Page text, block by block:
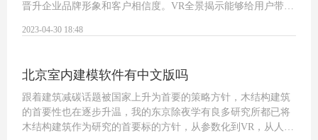
晋升企业品牌形象和客户相信度。VR全景揭示能够给用户带来
受，是以作为品牌营销长短常契合的。V…
2023-04-30 18:48
北京室内建模软件有中文版吗
跟着建筑减碳话题被国家上升为首要的策略方针，木结构建筑
的首要性也在逐步升温，我的东京除夜学有良多研究所都已将
木结构建筑作为研究的首要标的方针，从参数化到VR，从人工